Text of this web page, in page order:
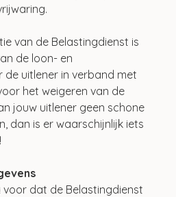
van de Belastingdienst is
de loon- en
uitlener in verband met
het weigeren van de
jouw uitlener geen schone
dan is er waarschijnlijk iets
dat de Belastingdienst